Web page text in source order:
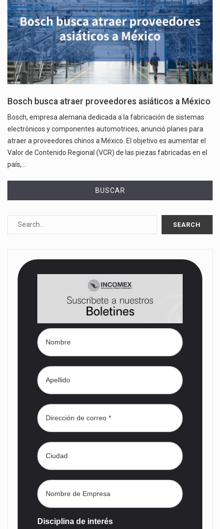
Bosch busca atraer proveedores asiáticos a México
Bosch, empresa alemana dedicada a la fabricación de sistemas
electrónicos y componentes automotrices, anunció planes para
atraer a proveedores chinos a México. El objetivo es aumentar el
Valor de Contenido Regional (VCR) de las piezas fabricadas en el
país,…
BUSCAR
Disciplina de interés